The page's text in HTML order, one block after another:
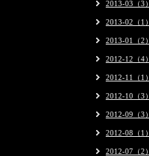
2013-03（3）
2013-02（1）
2013-01（2）
2012-12（4）
2012-11（1）
2012-10（3）
2012-09（3）
2012-08（1）
2012-07（2）